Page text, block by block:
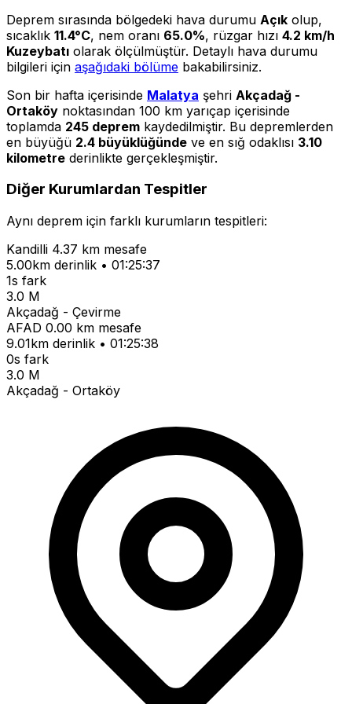
Deprem sırasında bölgedeki hava durumu Açık olup,
sıcaklık 11.4°C, nem oranı 65.0%, rüzgar hızı 4.2 km/h
Kuzeybatı olarak ölçülmüştür. Detaylı hava durumu
bilgileri için aşağıdaki bölüme bakabilirsiniz.
Son bir hafta içerisinde Malatya şehri Akçadağ -
Ortaköy noktasından 100 km yarıçap içerisinde
toplamda 245 deprem kaydedilmiştir. Bu depremlerden
en büyüğü 2.4 büyüklüğünde ve en sığ odaklısı 3.10
kilometre derinlikte gerçekleşmiştir.
Diğer Kurumlardan Tespitler
Aynı deprem için farklı kurumların tespitleri:
Kandilli 4.37 km mesafe
5.00km derinlik • 01:25:37
1s fark
3.0 M
Akçadağ - Çevirme
AFAD 0.00 km mesafe
9.01km derinlik • 01:25:38
0s fark
3.0 M
Akçadağ - Ortaköy